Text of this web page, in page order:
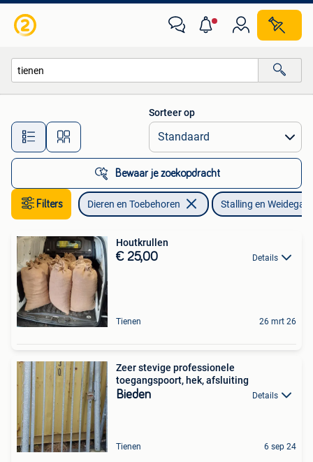
Alle afstanden…
Sorteer op
Bewaar je zoekopdracht
Filters Dieren en Toebehoren Stalling en
Houtkrullen
€ 25,00 Details
Tienen 26 mrt 26
Zeer stevige professionele
toegangspoort, hek, afsluiting
Bieden Details
Tienen 6 sep 24